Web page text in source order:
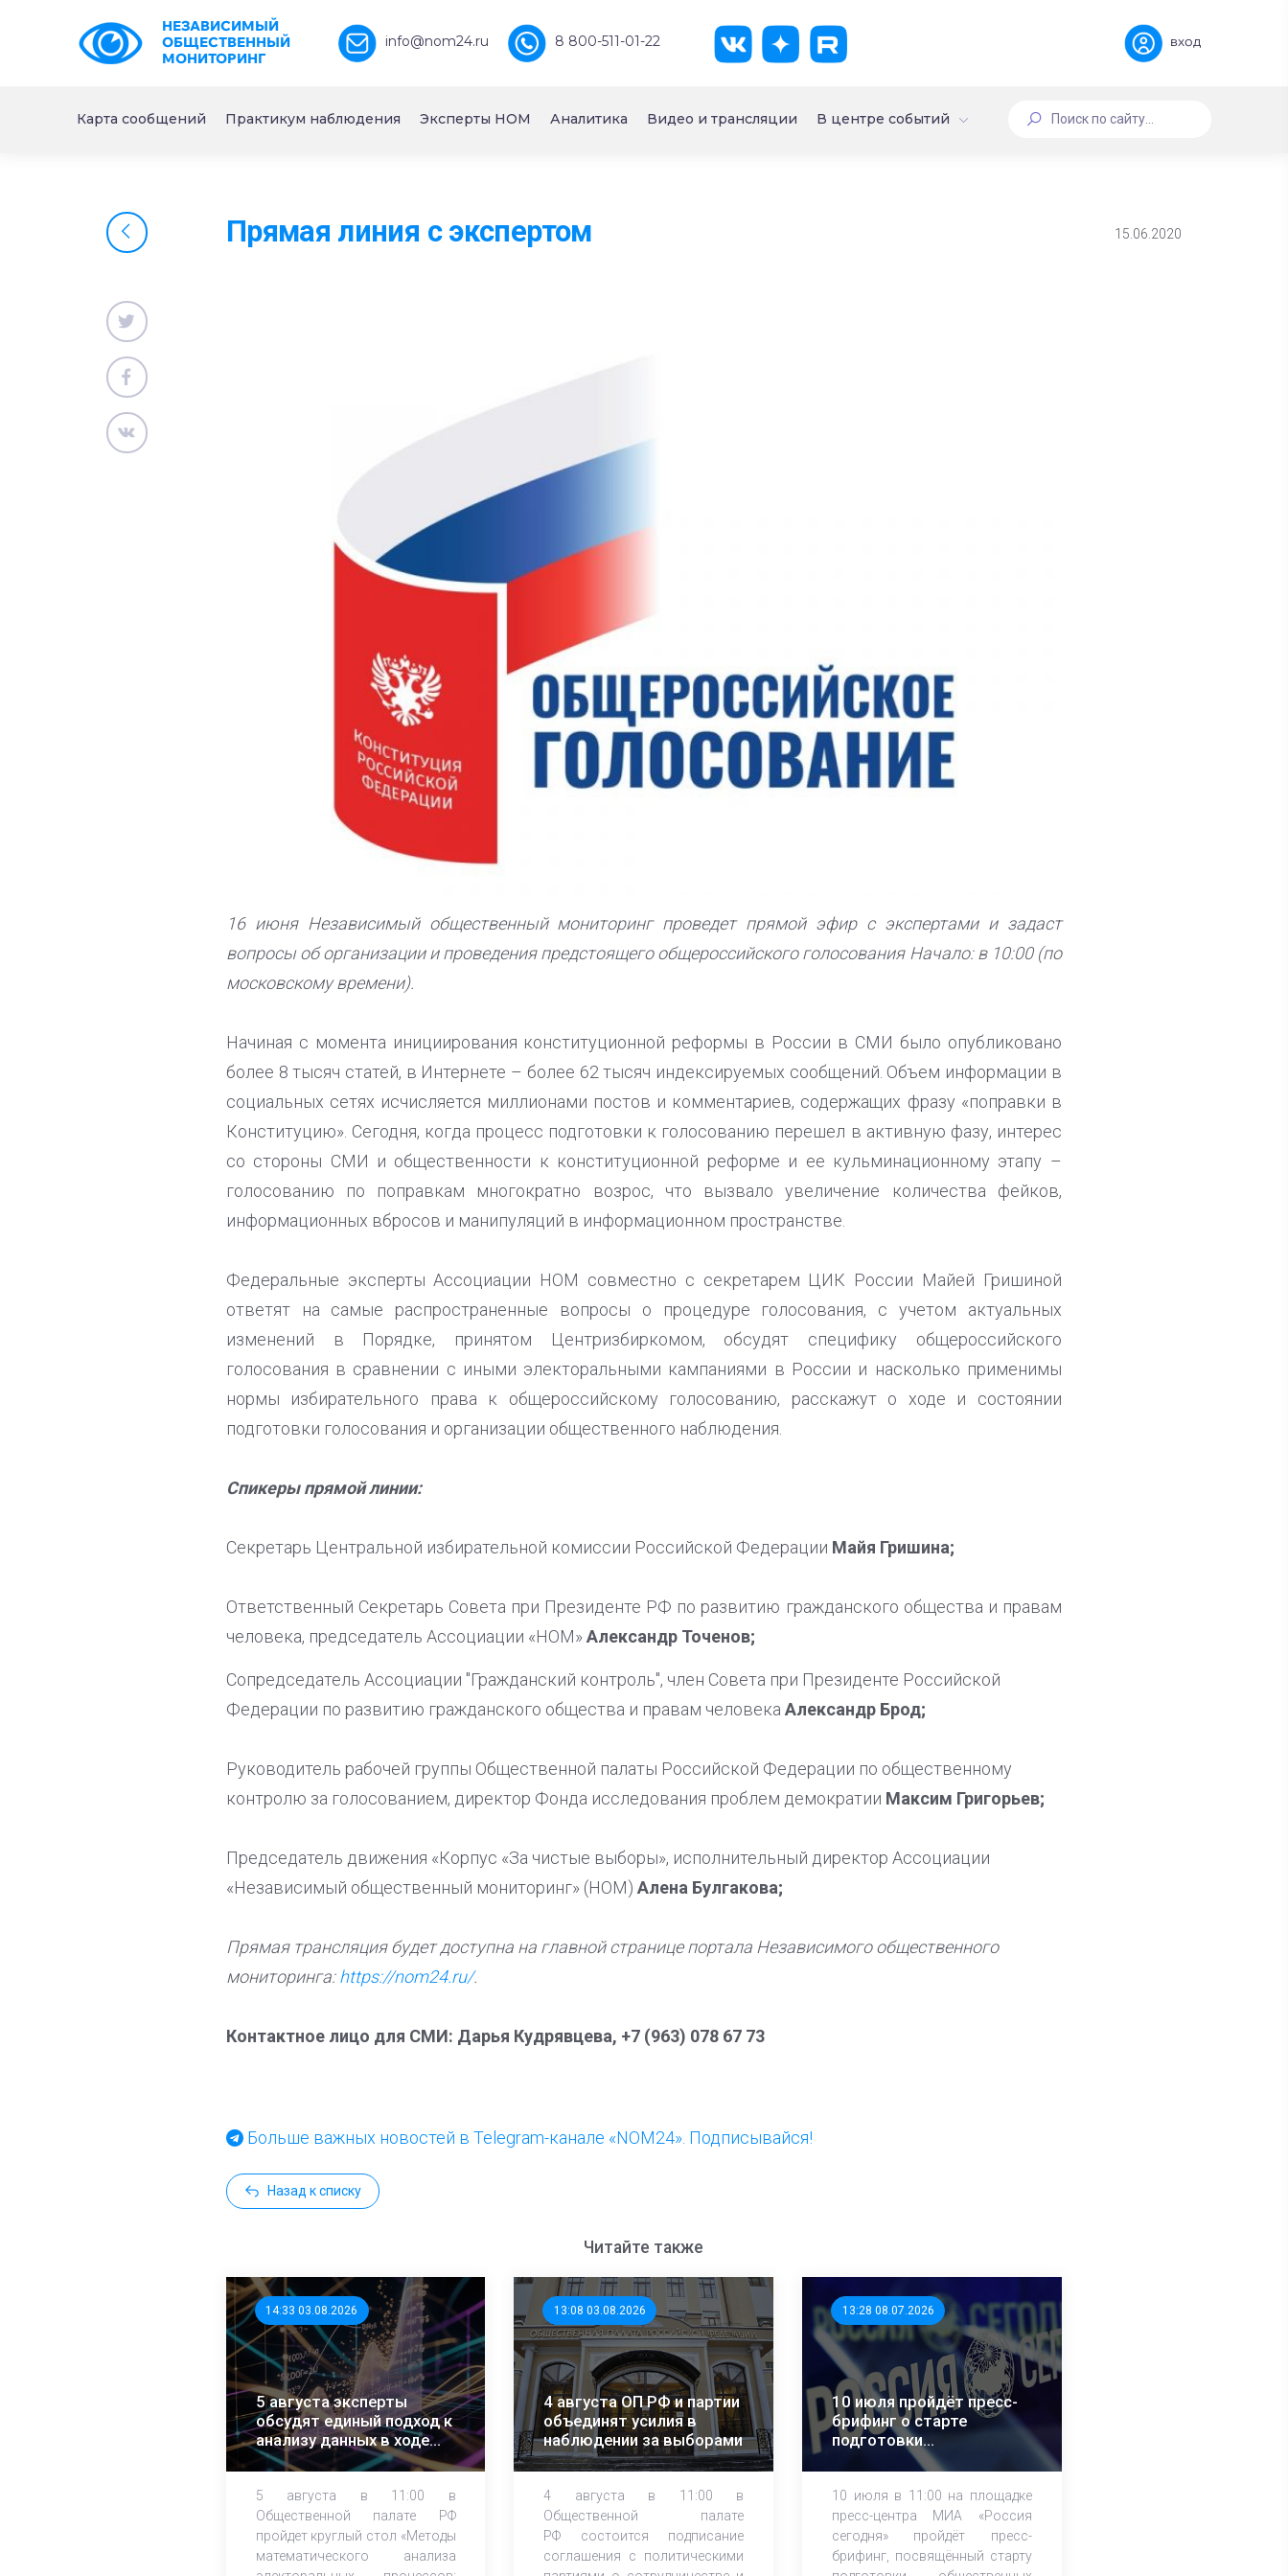
НЕЗАВИСИМЫЙ
ОБЩЕСТВЕННЫЙ
МОНИТОРИНГ
info@nom24.ru 8 800-511-01-22 вход
Карта сообщений Практикум наблюдения Эксперты НОМ Аналитика Видео и трансляции В центре событий
Прямая линия с экспертом 15.06.2020
16 июня Независимый общественный мониторинг проведет прямой эфир с экспертами и задаст
вопросы об организации и проведения предстоящего общероссийского голосования Начало: в 10:00 (по
московскому времени).
Начиная с момента инициирования конституционной реформы в России в СМИ было опубликовано
более 8 тысяч статей, в Интернете – более 62 тысяч индексируемых сообщений. Объем информации в
социальных сетях исчисляется миллионами постов и комментариев, содержащих фразу «поправки в
Конституцию». Сегодня, когда процесс подготовки к голосованию перешел в активную фазу, интерес
со стороны СМИ и общественности к конституционной реформе и ее кульминационному этапу –
голосованию по поправкам многократно возрос, что вызвало увеличение количества фейков,
информационных вбросов и манипуляций в информационном пространстве.
Федеральные эксперты Ассоциации НОМ совместно с секретарем ЦИК России Майей Гришиной
ответят на самые распространенные вопросы о процедуре голосования, с учетом актуальных
изменений в Порядке, принятом Центризбиркомом, обсудят специфику общероссийского
голосования в сравнении с иными электоральными кампаниями в России и насколько применимы
нормы избирательного права к общероссийскому голосованию, расскажут о ходе и состоянии
подготовки голосования и организации общественного наблюдения.
Спикеры прямой линии:
Секретарь Центральной избирательной комиссии Российской Федерации Майя Гришина;
Ответственный Секретарь Совета при Президенте РФ по развитию гражданского общества и правам
человека, председатель Ассоциации «НОМ»Александр Точенов;
Сопредседатель Ассоциации "Гражданский контроль", член Совета при Президенте Российской
Федерации по развитию гражданского общества и правам человека Александр Брод;
Руководитель рабочей группы Общественной палаты Российской Федерации по общественному
контролю за голосованием, директор Фонда исследования проблем демократии Максим Григорьев;
Председатель движения «Корпус «За чистые выборы», исполнительный директор Ассоциации
«Независимый общественный мониторинг» (НОМ) Алена Булгакова;
Прямая трансляция будет доступна на главной странице портала Независимого общественного
мониторинга:https://nom24.ru/.
Контактное лицо для СМИ: Дарья Кудрявцева, +7 (963) 078 67 73
Больше важных новостей в Telegram-канале «NOM24». Подписывайся!
Назад к списку
Читайте также
14:33 03.08.2026
5 августа эксперты
обсудят единый подход к
анализу данных в ходе
ЕДГ-2026
5 августа в 11:00 в
Общественной палате РФ
пройдет круглый стол «Методы
математического анализа
13:08 03.08.2026
4 августа ОП РФ и партии
объединят усилия в
наблюдении за выборами
4 августа в 11:00 в
Общественной палате
РФ состоится подписание
соглашения с политическими
13:28 08.07.2026
10 июля пройдёт пресс-
брифинг о старте
подготовки
общественных
10 июля в 11:00 на площадке
пресс-центра МИА «Россия
сегодня» пройдёт пресс-
брифинг, посвящённый cтарту